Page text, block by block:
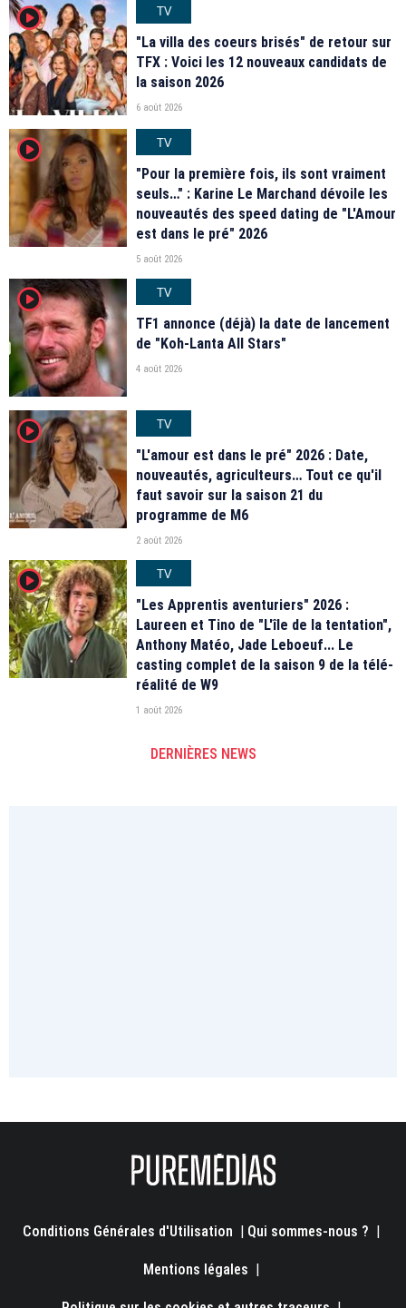
player2
TV
"La villa des coeurs brisés" de retour sur
TFX : Voici les 12 nouveaux candidats de
la saison 2026
6 août 2026
player2
TV
"Pour la première fois, ils sont vraiment
seuls…" : Karine Le Marchand dévoile les
nouveautés des speed dating de "L'Amour
est dans le pré" 2026
5 août 2026
player2
TV
TF1 annonce (déjà) la date de lancement
de "Koh-Lanta All Stars"
4 août 2026
player2
TV
"L'amour est dans le pré" 2026 : Date,
nouveautés, agriculteurs… Tout ce qu'il
faut savoir sur la saison 21 du
programme de M6
2 août 2026
player2
TV
"Les Apprentis aventuriers" 2026 :
Laureen et Tino de "L'île de la tentation",
Anthony Matéo, Jade Leboeuf... Le
casting complet de la saison 9 de la télé-
réalité de W9
1 août 2026
DERNIÈRES NEWS
Conditions Générales d'Utilisation | Qui sommes-nous ? |
Mentions légales |